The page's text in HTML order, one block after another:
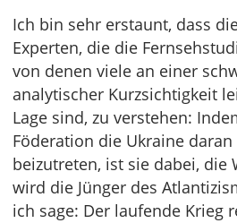
Ich bin sehr erstaunt, dass
Experten, die die
von denen viele an einer
analytischer Kurzsichtigkeit
Lage sind, zu verstehen:
Föderation die Ukraine
beizutreten, ist sie dabei, die
wird die Jünger des
ich sage: Der laufende Krieg